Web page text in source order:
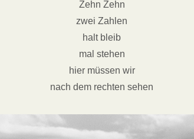
gesundheit
Zehn Zehn
zwei Zahlen
halt bleib
mal stehen
hier müssen wir
nach dem rechten sehen